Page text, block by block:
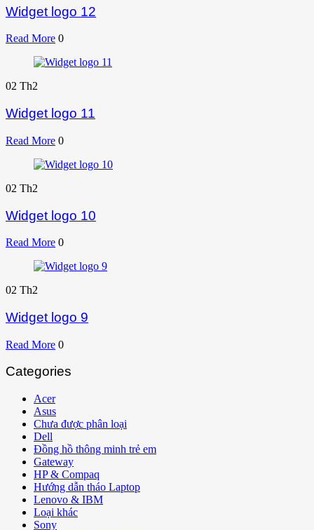
Widget logo 12
Read More 0
02 Th2
Widget logo 11
Read More 0
02 Th2
Widget logo 10
Read More 0
02 Th2
Widget logo 9
Read More 0
Categories
Acer
Asus
Chưa được phân loại
Dell
Đồng hồ thông minh trẻ em
Gateway
HP & Compaq
Hướng dẫn tháo Laptop
Lenovo & IBM
Loại khác
Sony